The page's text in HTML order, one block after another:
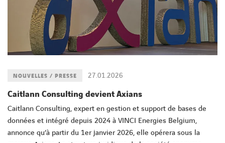
27.01.2026
NOUVELLES / PRESSE
Caitlann Consulting devient Axians
Caitlann Consulting, expert en gestion et support de bases de
données et intégré depuis 2024 à VINCI Energies Belgium,
annonce qu’à partir du 1er janvier 2026, elle opérera sous la